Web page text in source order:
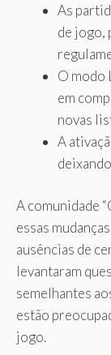
As
de jogo,
O modo
em
novas
A
A comunidade
essas
ausências de
levantaram
semelhantes
estão
jogo.